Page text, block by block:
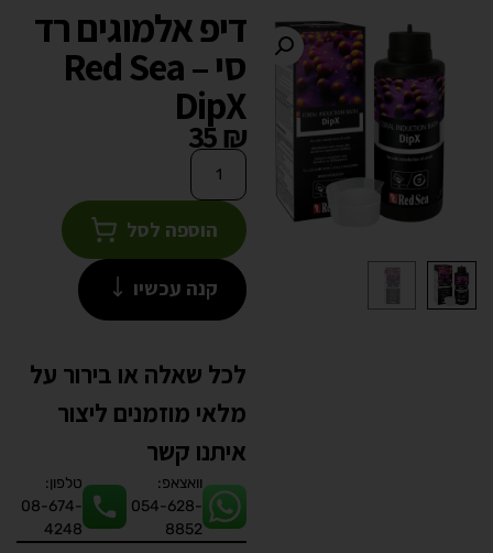
דיפ אלמוגים רד
סי – Red Sea
DipX
35₪
הוספה לסל
קנה עכשיו
לכל שאלה או בירור על
מלאי מוזמנים ליצור
איתנו קשר
וואצאפ:
054-628-
8852
טלפון:
08-674-
4248